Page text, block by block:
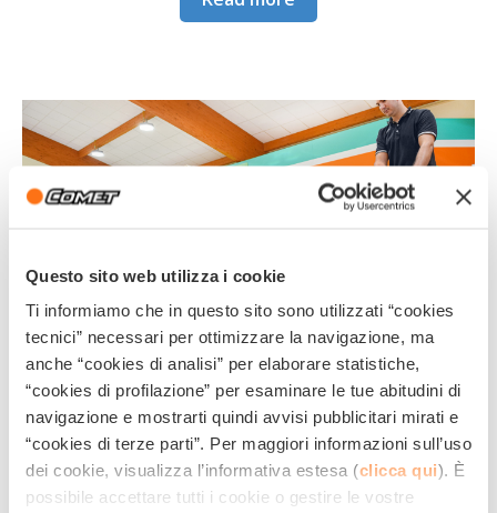
Questo sito web utilizza i cookie
Ti informiamo che in questo sito sono utilizzati “cookies
tecnici” necessari per ottimizzare la navigazione, ma
anche “cookies di analisi” per elaborare statistiche,
“cookies di profilazione” per esaminare le tue abitudini di
navigazione e mostrarti quindi avvisi pubblicitari mirati e
“cookies di terze parti”. Per maggiori informazioni sull’uso
dei cookie, visualizza l’informativa estesa (clicca qui). È
possibile accettare tutti i cookie o gestire le vostre
professional cleaning
CLEANING COMPANIES: HERE ARE THE
MACHINES TO WORK AT YOUR BEST
In the cleaning field, efficiency, speed and savings are
the fundamental cornerstones to obtain good...